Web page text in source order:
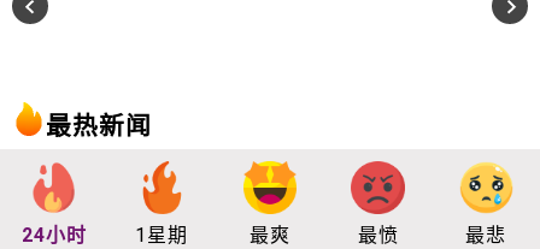
最热新闻
24小时 1星期 最爽 最愤 最悲